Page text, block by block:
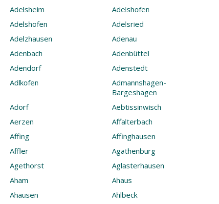
Adelsheim
Adelshofen
Adelshofen
Adelsried
Adelzhausen
Adenau
Adenbach
Adenbüttel
Adendorf
Adenstedt
Adlkofen
Admannshagen-
Bargeshagen
Adorf
Aebtissinwisch
Aerzen
Affalterbach
Affing
Affinghausen
Affler
Agathenburg
Agethorst
Aglasterhausen
Aham
Ahaus
Ahausen
Ahlbeck